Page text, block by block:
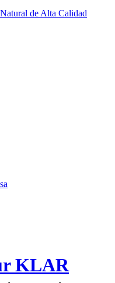
de Alta Calidad
KLAR